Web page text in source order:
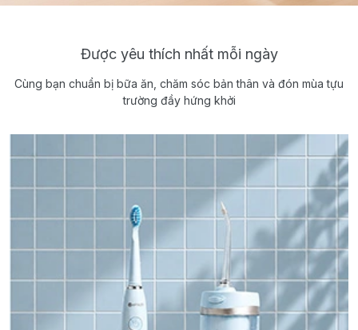
Được yêu thích nhất mỗi ngày
Cùng bạn chuẩn bị bữa ăn, chăm sóc bản thân và đón mùa tựu
trường đầy hứng khởi